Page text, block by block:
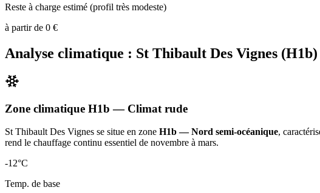
Reste à charge estimé (profil très modeste)
à partir de 0 €
Analyse climatique : St Thibault Des Vignes (H1b)
Zone climatique H1b — Climat rude
St Thibault Des Vignes se situe en zone H1b — Nord semi-océanique,
rend le chauffage continu essentiel de novembre à mars.
-12°C
Temp. de base